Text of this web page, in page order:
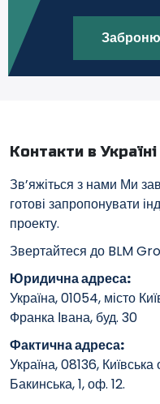
Контакти в Україні
Зв’яжіться з нами Ми
готові запропонувати
проекту.
Звертайтеся до BLM
Юридична адреса:
Україна, 01054, місто
Франка Івана, буд. 30
Фактична адреса:
Україна, 08136,
Бакинська, 1, оф. 12.